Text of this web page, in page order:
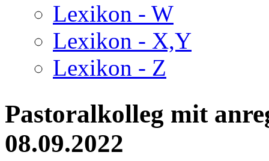
Lexikon - W
Lexikon - X,Y
Lexikon - Z
Pastoralkolleg mit
08.09.2022